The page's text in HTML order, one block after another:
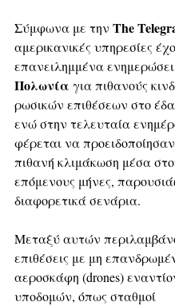
Σύμφωνα με την The
αμερικανικές υπηρεσίες
επανειλημμένα
Πολωνία για πιθανούς
ρωσικών επιθέσεων στο
ενώ στην τελευταία
φέρεται να
πιθανή κλιμάκωση μέσα
επόμενους μήνες,
διαφορετικά σενάρια.
Μεταξύ αυτών
επιθέσεις με μη
αεροσκάφη (drones)
υποδομών, όπως σταθμοί